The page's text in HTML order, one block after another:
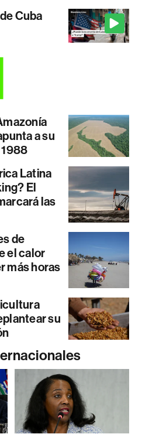
Cuba
a su
Latina
El
las
de
el calor
más horas
su